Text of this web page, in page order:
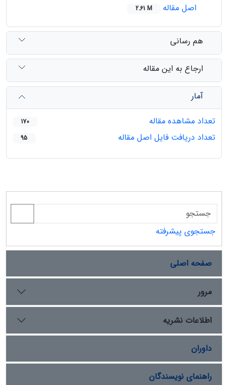
اصل مقاله
2.61 M
هم رسانی
ارجاع به این مقاله
آمار
تعداد مشاهده مقاله
170
تعداد دریافت فایل اصل مقاله 95
جستجوی پیشرفته
صفحه اصلی
مرور
اطلاعات نشریه
داوران
راهنمای نویسندگان